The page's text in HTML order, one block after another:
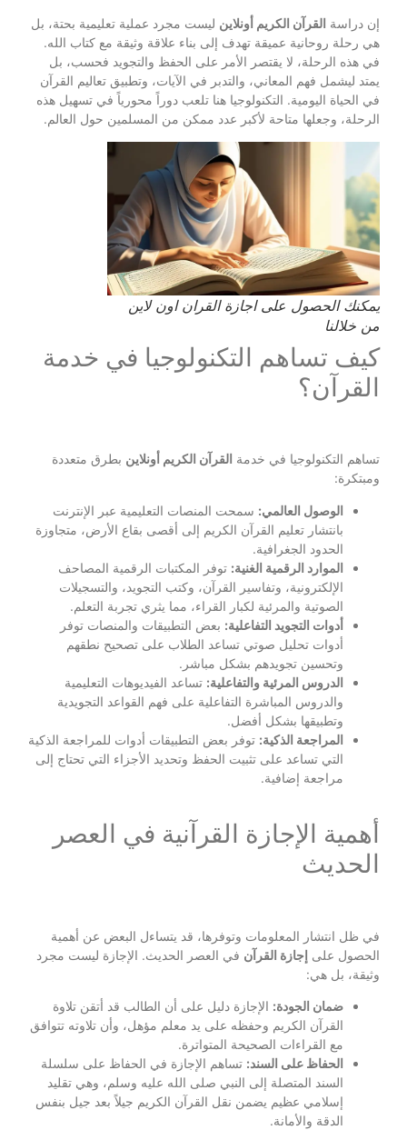
إن دراسة القرآن الكريم أونلاين ليست مجرد عملية تعليمية بحتة، بل
هي رحلة روحانية عميقة تهدف إلى بناء علاقة وثيقة مع كتاب الله.
في هذه الرحلة، لا يقتصر الأمر على الحفظ والتجويد فحسب، بل
يمتد ليشمل فهم المعاني، والتدبر في الآيات، وتطبيق تعاليم القرآن
في الحياة اليومية. التكنولوجيا هنا تلعب دوراً محورياً في تسهيل هذه
الرحلة، وجعلها متاحة لأكبر عدد ممكن من المسلمين حول العالم.
يمكنك الحصول على اجازة القران اون لاين
من خلالنا
كيف تساهم التكنولوجيا في خدمة
القرآن؟
تساهم التكنولوجيا في خدمة القرآن الكريم أونلاين بطرق متعددة
ومبتكرة:
الوصول العالمي: سمحت المنصات التعليمية عبر الإنترنت
بانتشار تعليم القرآن الكريم إلى أقصى بقاع الأرض، متجاوزة
الحدود الجغرافية.
الموارد الرقمية الغنية: توفر المكتبات الرقمية المصاحف
الإلكترونية، وتفاسير القرآن، وكتب التجويد، والتسجيلات
الصوتية والمرئية لكبار القراء، مما يثري تجربة التعلم.
أدوات التجويد التفاعلية: بعض التطبيقات والمنصات توفر
أدوات تحليل صوتي تساعد الطلاب على تصحيح نطقهم
وتحسين تجويدهم بشكل مباشر.
الدروس المرئية والتفاعلية: تساعد الفيديوهات التعليمية
والدروس المباشرة التفاعلية على فهم القواعد التجويدية
وتطبيقها بشكل أفضل.
المراجعة الذكية: توفر بعض التطبيقات أدوات للمراجعة الذكية
التي تساعد على تثبيت الحفظ وتحديد الأجزاء التي تحتاج إلى
مراجعة إضافية.
أهمية الإجازة القرآنية في العصر
الحديث
في ظل انتشار المعلومات وتوفرها، قد يتساءل البعض عن أهمية
الحصول على إجازة القرآن في العصر الحديث. الإجازة ليست مجرد
وثيقة، بل هي:
ضمان الجودة: الإجازة دليل على أن الطالب قد أتقن تلاوة
القرآن الكريم وحفظه على يد معلم مؤهل، وأن تلاوته تتوافق
مع القراءات الصحيحة المتواترة.
الحفاظ على السند: تساهم الإجازة في الحفاظ على سلسلة
السند المتصلة إلى النبي صلى الله عليه وسلم، وهي تقليد
إسلامي عظيم يضمن نقل القرآن الكريم جيلاً بعد جيل بنفس
الدقة والأمانة.